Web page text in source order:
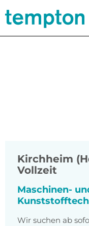
Kirchheim
Vollzeit
Maschinen-
Wir suchen ab